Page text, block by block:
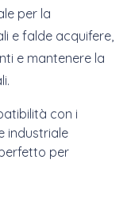
per la
e falde acquifere,
e mantenere la
con i
industriale
per